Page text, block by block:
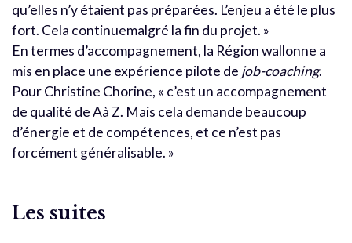
qu’elles n’y étaient pas préparées. L’enjeu a été le plus
fort. Cela continuemalgré la fin du projet. »
En termes d’accompagnement, la Région wallonne a
mis en place une expérience pilote de job-coaching.
Pour Christine Chorine, « c’est un accompagnement
de qualité de Aà Z. Mais cela demande beaucoup
d’énergie et de compétences, et ce n’est pas
forcément généralisable. »
Les suites